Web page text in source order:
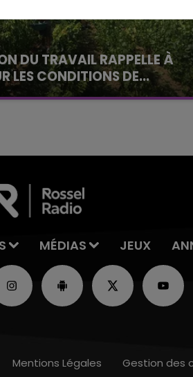
DU TRAVAIL RAPPELLE À
LES CONDITIONS DE...
de début des vendange
MÉDIAS JEUX
Mentions Légales Gestion des